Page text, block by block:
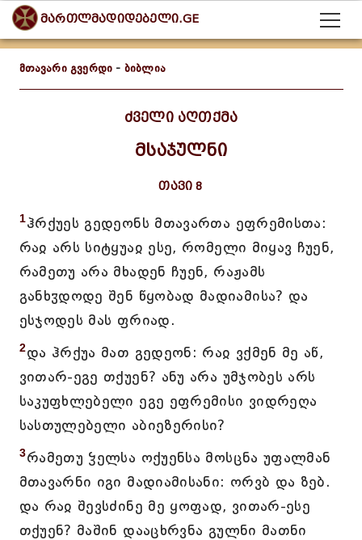
მართლმადიდებელი.GE
მთავარი გვერდი - ბიბლია
ძველი აღთქმა
მსაჯულნი
თავი 8
1ჰრქუეს გედეონს მთავართა ეფრემისთა:
რაჲ არს სიტყუაჲ ესე, რომელი მიყავ ჩუენ,
რამეთუ არა მხადენ ჩუენ, რაჟამს
განხჳდოდე შენ წყობად მადიამისა? და
ესჯოდეს მას ფრიად.
2და ჰრქუა მათ გედეონ: რაჲ ვქმენ მე აწ,
ვითარ-ეგე თქუენ? ანუ არა უმჯობეს არს
საკუფხლებელი ეგე ეფრემისი ვიდრეღა
სასთულებელი აბიეზერისი?
3რამეთუ ჴელსა ოქუენსა მოსცნა უფალმან
მთავარნი იგი მადიამისანი: ორვბ და ზებ.
და რაჲ შევსძინე მე ყოფად, ვითარ-ესე
თქუენ? მაშინ დააცხრვნა გულნი მათნი